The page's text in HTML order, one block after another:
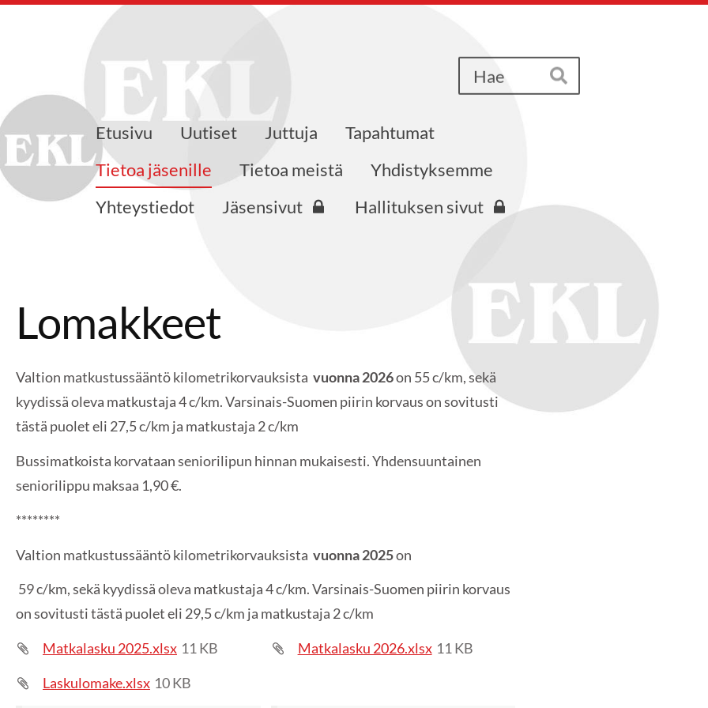
Hae
Varsinais-Suomen piiri ry
Etusivu Uutiset Juttuja
Tapahtumat
Tietoa jäsenille
Tietoa meistä
Yhdistyksemme
Yhteystiedot
Jäsensivut Hallituksen sivut
Lomakkeet
Valtion matkustussääntö kilometrikorvauksista vuonna 2026on 55 c/km, sekä
kyydissä oleva matkustaja 4 c/km. Varsinais-Suomen piirin korvaus on sovitusti
tästä puolet eli 27,5 c/km ja matkustaja 2 c/km
Bussimatkoista korvataan seniorilipun hinnan mukaisesti. Yhdensuuntainen
seniorilippu maksaa 1,90 €.
********
Valtion matkustussääntö kilometrikorvauksista vuonna 2025on
59 c/km, sekä kyydissä oleva matkustaja 4 c/km. Varsinais-Suomen piirin korvaus
on sovitusti tästä puolet eli 29,5 c/km ja matkustaja 2 c/km
Matkalasku 2025.xlsx 11 KB Matkalasku 2026.xlsx 11 KB
Laskulomake.xlsx 10 KB